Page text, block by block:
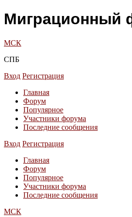
Миграционный
МСК
СПБ
Вход Регистрация
Главная
Форум
Популярное
Участники форума
Последние сообщения
Вход Регистрация
Главная
Форум
Популярное
Участники форума
Последние сообщения
МСК